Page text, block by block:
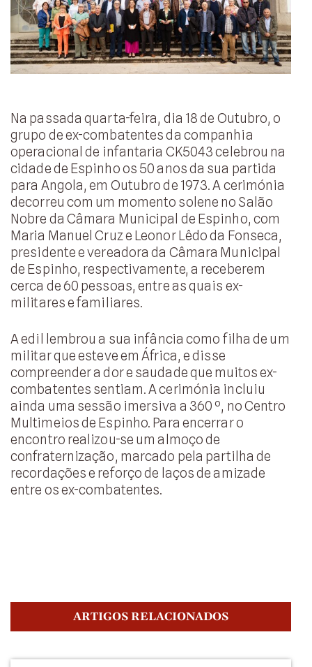
Na passada quarta-feira, dia 18 de Outubro, o
grupo de ex-combatentes da companhia
operacional de infantaria CK5043 celebrou na
cidade de Espinho os 50 anos da sua partida
para Angola, em Outubro de 1973. A cerimónia
decorreu com um momento solene no Salão
Nobre da Câmara Municipal de Espinho, com
Maria Manuel Cruz e Leonor Lêdo da Fonseca,
presidente e vereadora da Câmara Municipal
de Espinho, respectivamente, a receberem
cerca de 60 pessoas, entre as quais ex-
militares e familiares.
A edil lembrou a sua infância como filha de um
militar que esteve em África, e disse
compreender a dor e saudade que muitos ex-
combatentes sentiam. A cerimónia incluiu
ainda uma sessão imersiva a 360 º, no Centro
Multimeios de Espinho. Para encerrar o
encontro realizou-se um almoço de
confraternização, marcado pela partilha de
recordações e reforço de laços de amizade
entre os ex-combatentes.
ARTIGOS RELACIONADOS